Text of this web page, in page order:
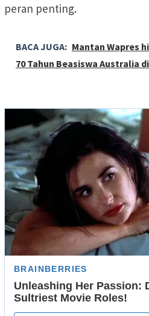
peran penting.
BACA JUGA: Mantan Wapres
70 Tahun Beasiswa Australia